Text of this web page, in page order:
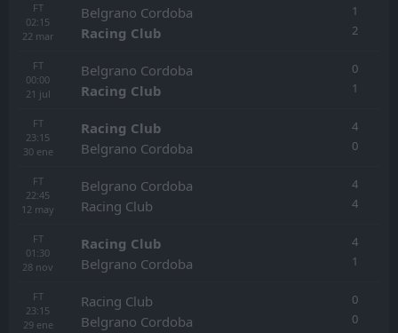
FT
02:15
22 mar
Belgrano Cordoba
Racing Club
1
2
FT
00:00
21 jul
Belgrano Cordoba
Racing Club
0
1
FT
23:15
30 ene
Racing Club
Belgrano Cordoba
4
0
FT
22:45
12 may
Belgrano Cordoba
Racing Club
4
4
FT
01:30
28 nov
Racing Club
Belgrano Cordoba
4
1
FT
23:15
29 ene
Racing Club
Belgrano Cordoba
0
0